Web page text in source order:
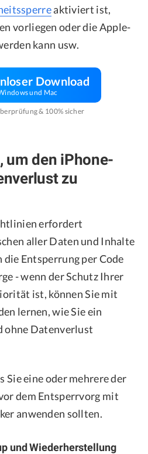
aktiviert ist,
vorliegen oder die Apple-
kann usw.
Download
und Mac
& 100% sicher
um den iPhone-
zu
erfordert
aller Daten und Inhalte
Entsperrung per Code
- wenn der Schutz Ihrer
ist, können Sie mit
lernen, wie Sie ein
ohne Datenverlust
Sie eine oder mehrere der
dem Entsperrvorg mit
anwenden sollten.
und Wiederherstellung